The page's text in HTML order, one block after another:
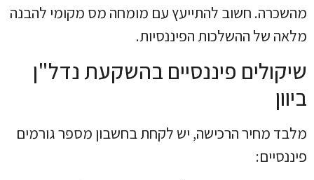
מהשכרה. חשוב להתייעץ עם מומחה מס מקומי להבנה
מלאה של ההשלכות הפיננסיות.
שיקולים פיננסיים בהשקעת נדל"ן
ביוון
מלבד מחיר הרכישה, יש לקחת בחשבון מספר גורמים
פיננסיים: